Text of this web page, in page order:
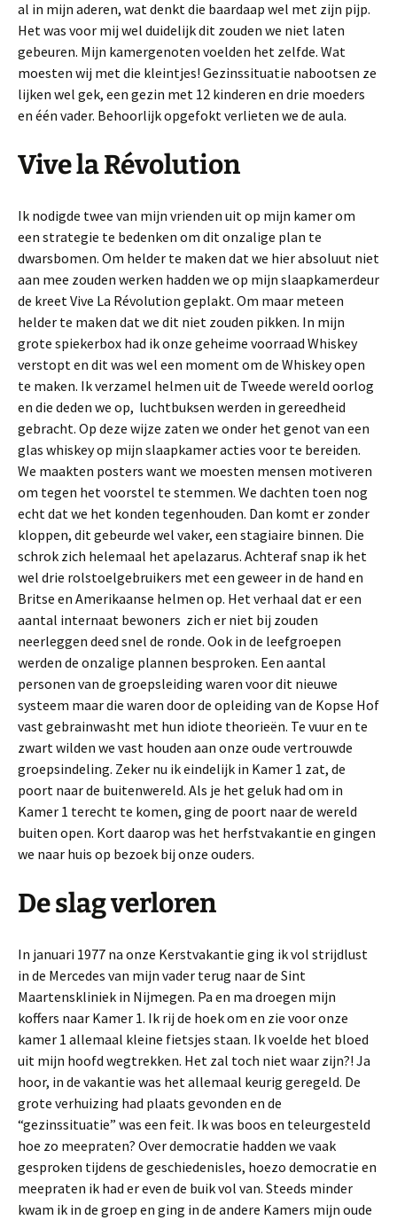
al in mijn aderen, wat denkt die baardaap wel met zijn pijp.
Het was voor mij wel duidelijk dit zouden we niet laten
gebeuren. Mijn kamergenoten voelden het zelfde. Wat
moesten wij met die kleintjes! Gezinssituatie nabootsen ze
lijken wel gek, een gezin met 12 kinderen en drie moeders
en één vader. Behoorlijk opgefokt verlieten we de aula.
Vive la Révolution
Ik nodigde twee van mijn vrienden uit op mijn kamer om
een strategie te bedenken om dit onzalige plan te
dwarsbomen. Om helder te maken dat we hier absoluut niet
aan mee zouden werken hadden we op mijn slaapkamerdeur
de kreet Vive La Révolution geplakt. Om maar meteen
helder te maken dat we dit niet zouden pikken. In mijn
grote spiekerbox had ik onze geheime voorraad Whiskey
verstopt en dit was wel een moment om de Whiskey open
te maken. Ik verzamel helmen uit de Tweede wereld oorlog
en die deden we op, luchtbuksen werden in gereedheid
gebracht. Op deze wijze zaten we onder het genot van een
glas whiskey op mijn slaapkamer acties voor te bereiden.
We maakten posters want we moesten mensen motiveren
om tegen het voorstel te stemmen. We dachten toen nog
echt dat we het konden tegenhouden. Dan komt er zonder
kloppen, dit gebeurde wel vaker, een stagiaire binnen. Die
schrok zich helemaal het apelazarus. Achteraf snap ik het
wel drie rolstoelgebruikers met een geweer in de hand en
Britse en Amerikaanse helmen op. Het verhaal dat er een
aantal internaat bewoners zich er niet bij zouden
neerleggen deed snel de ronde. Ook in de leefgroepen
werden de onzalige plannen besproken. Een aantal
personen van de groepsleiding waren voor dit nieuwe
systeem maar die waren door de opleiding van de Kopse Hof
vast gebrainwasht met hun idiote theorieën. Te vuur en te
zwart wilden we vast houden aan onze oude vertrouwde
groepsindeling. Zeker nu ik eindelijk in Kamer 1 zat, de
poort naar de buitenwereld. Als je het geluk had om in
Kamer 1 terecht te komen, ging de poort naar de wereld
buiten open. Kort daarop was het herfstvakantie en gingen
we naar huis op bezoek bij onze ouders.
De slag verloren
In januari 1977 na onze Kerstvakantie ging ik vol strijdlust
in de Mercedes van mijn vader terug naar de Sint
Maartenskliniek in Nijmegen. Pa en ma droegen mijn
koffers naar Kamer 1. Ik rij de hoek om en zie voor onze
kamer 1 allemaal kleine fietsjes staan. Ik voelde het bloed
uit mijn hoofd wegtrekken. Het zal toch niet waar zijn?! Ja
hoor, in de vakantie was het allemaal keurig geregeld. De
grote verhuizing had plaats gevonden en de
“gezinssituatie” was een feit. Ik was boos en teleurgesteld
hoe zo meepraten? Over democratie hadden we vaak
gesproken tijdens de geschiedenisles, hoezo democratie en
meepraten ik had er even de buik vol van. Steeds minder
kwam ik in de groep en ging in de andere Kamers mijn oude